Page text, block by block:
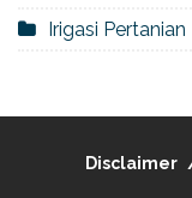
Irigasi Pertanian
Disclaimer